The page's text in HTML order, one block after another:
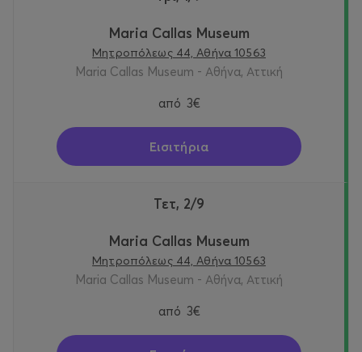
Maria Callas Museum
Μητροπόλεως 44, Αθήνα 10563
Maria Callas Museum - Αθήνα, Αττική
από 3€
Εισιτήρια
Τετ, 2/9
Maria Callas Museum
Μητροπόλεως 44, Αθήνα 10563
Maria Callas Museum - Αθήνα, Αττική
από 3€